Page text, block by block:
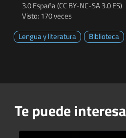
3.0 España (CC BY-NC-SA 3.0 ES)
Visto: 170 veces
Lengua y literatura
Biblioteca
Te puede